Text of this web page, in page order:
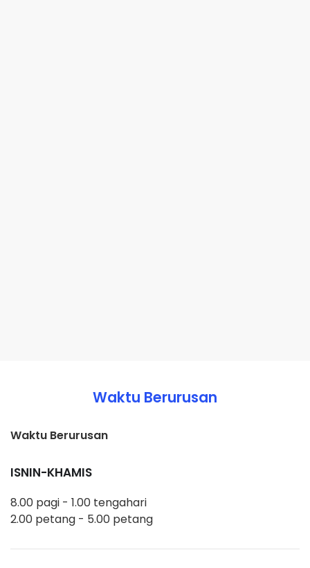
Waktu Berurusan
Waktu Berurusan
ISNIN-KHAMIS
8.00 pagi - 1.00 tengahari
2.00 petang - 5.00 petang